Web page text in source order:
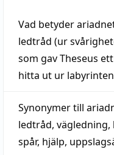
Vad betyder
ledtråd (ur
som gav Theseus
hitta ut ur
Synonymer till
ledtråd, vägledning,
spår, hjälp,